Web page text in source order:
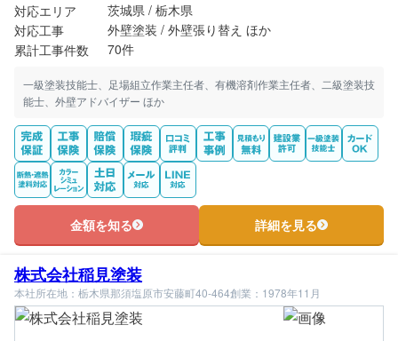
対応エリア
茨城県 / 栃木県
対応工事
外壁塗装 / 外壁張り替え ほか
累計工事件数
70件
一級塗装技能士、足場組立作業主任者、有機溶剤作業主任者、二級塗装技
能士、外壁アドバイザー ほか
金額を知る 詳細を見る
株式会社稲見塗装
本社所在地：栃木県那須塩原市安藤町40-464創業：1978年11月